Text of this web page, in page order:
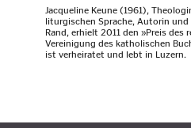
Jacqueline Keune (1961),
liturgischen Sprache, Autorin und
Rand, erhielt 2011 den »Preis des
Vereinigung des katholischen
ist verheiratet und lebt in Luzern.